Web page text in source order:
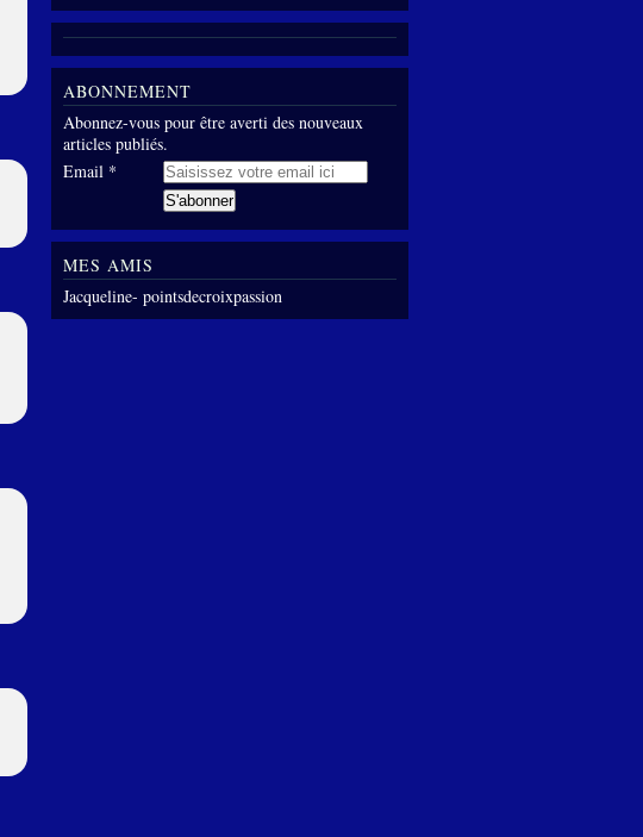
ABONNEMENT
Abonnez-vous pour être averti des nouveaux
articles publiés.
Email
MES AMIS
Jacqueline- pointsdecroixpassion